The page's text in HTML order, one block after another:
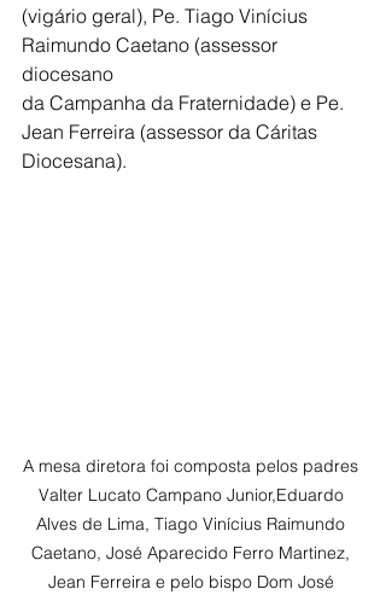
(vigário geral), Pe. Tiago Vinícius
Raimundo Caetano (assessor
diocesano
da Campanha da Fraternidade) e Pe.
Jean Ferreira (assessor da Cáritas
Diocesana).
A mesa diretora foi composta pelos padres
Valter Lucato Campano Junior,Eduardo
Alves de Lima, Tiago Vinícius Raimundo
Caetano, José Aparecido Ferro Martinez,
Jean Ferreira e pelo bispo Dom José